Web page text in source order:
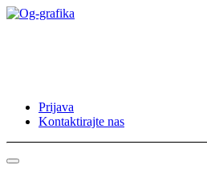
Prijava
Kontaktirajte nas